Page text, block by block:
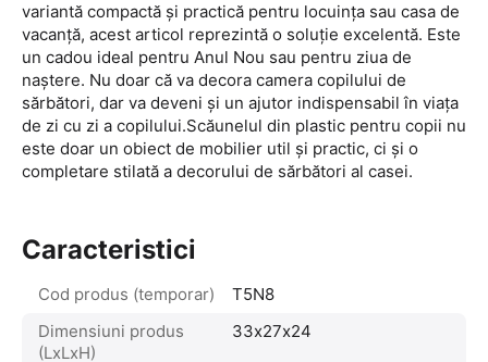
variantă compactă și practică pentru locuința sau casa de
vacanță, acest articol reprezintă o soluție excelentă. Este
un cadou ideal pentru Anul Nou sau pentru ziua de
naștere. Nu doar că va decora camera copilului de
sărbători, dar va deveni și un ajutor indispensabil în viața
de zi cu zi a copilului.Scăunelul din plastic pentru copii nu
este doar un obiect de mobilier util și practic, ci și o
completare stilată a decorului de sărbători al casei.
Caracteristici
Cod produs (temporar)
T5N8
Dimensiuni produs
(LxLxH)
33х27х24